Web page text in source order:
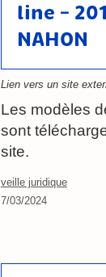
line –
NAHON
Lien vers un site
Les modèles
sont
site.
veille juridique
7/03/2024